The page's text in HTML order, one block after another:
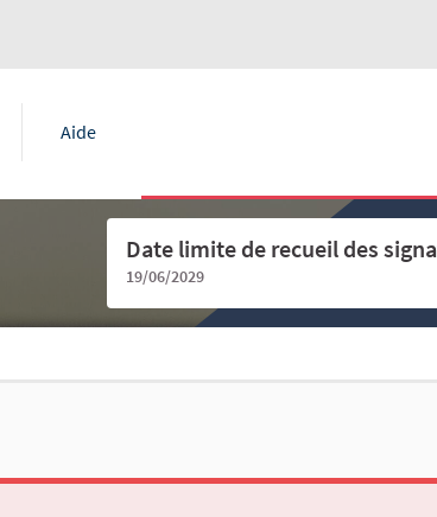
Aide
Date limite de recueil des
19/06/2029